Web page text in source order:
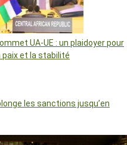
UA-UE : un plaidoyer pour
paix et la stabilité
les sanctions jusqu’en